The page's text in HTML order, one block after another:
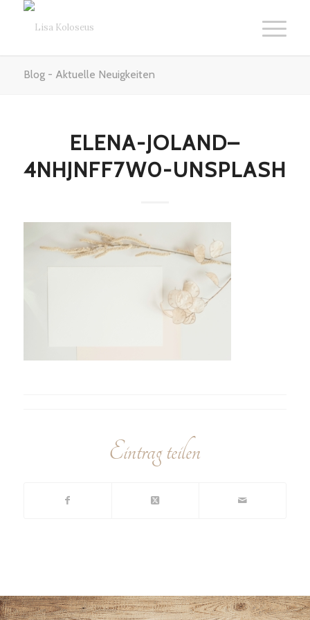
Blog - Aktuelle Neuigkeiten
ELENA-JOLAND–
4NHJNFF7W0-UNSPLASH
Eintrag teilen